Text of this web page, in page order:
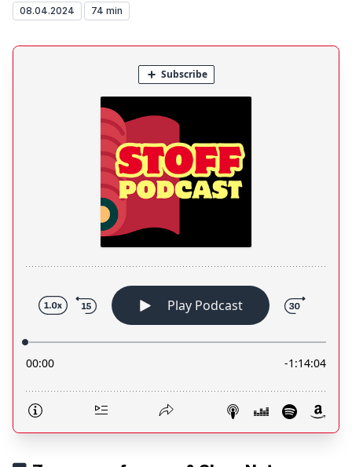
08.04.2024 74 min